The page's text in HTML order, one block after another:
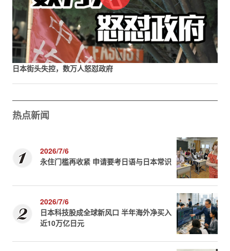
日本街头失控，数万人怒怼政府
热点新闻
2026/7/6
永住门槛再收紧 申请要考日语与日本常识
2026/7/6
日本科技股成全球新风口 半年海外净买入
近10万亿日元